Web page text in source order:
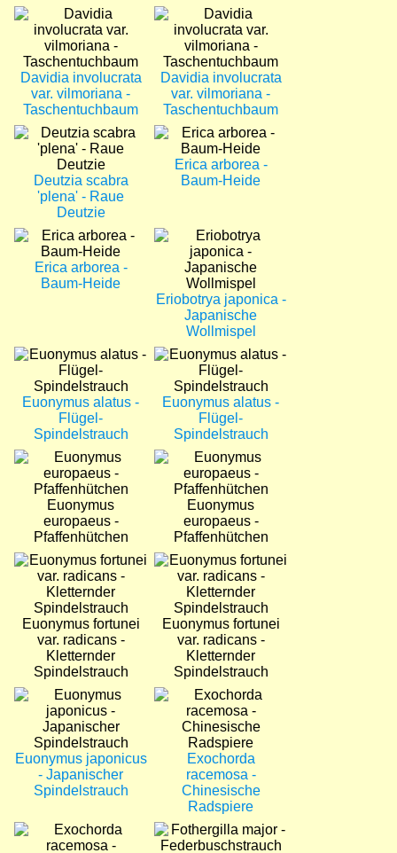
Bild
Davidia involucrata
var. vilmoriana -
Taschentuchbaum
Bild
Davidia involucrata
var. vilmoriana -
Taschentuchbaum
Bild
Deutzia scabra
'plena' - Raue
Deutzie
Bild
Erica arborea -
Baum-Heide
Bild
Erica arborea -
Baum-Heide
Bild
Eriobotrya japonica -
Japanische
Wollmispel
Bild
Euonymus alatus -
Flügel-
Spindelstrauch
Bild
Euonymus alatus -
Flügel-
Spindelstrauch
Bild
Euonymus
europaeus -
Pfaffenhütchen
Bild
Euonymus
europaeus -
Pfaffenhütchen
Bild
Euonymus fortunei
var. radicans -
Kletternder
Spindelstrauch
Bild
Euonymus fortunei
var. radicans -
Kletternder
Spindelstrauch
Bild
Euonymus japonicus
- Japanischer
Spindelstrauch
Bild
Exochorda
racemosa -
Chinesische
Radspiere
Bild
Bild